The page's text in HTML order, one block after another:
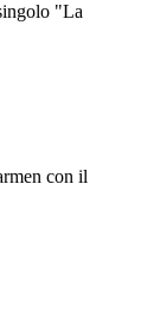
"La
con il